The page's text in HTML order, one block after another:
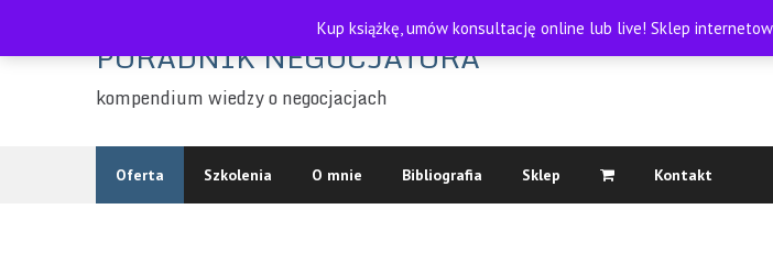
content
PORADNIK NEGOCJATORA
kompendium wiedzy o negocjacjach
Oferta Szkolenia O mnie Bibliografia Sklep Kontakt
Kup książkę, umów konsultację online lub live! Sklep